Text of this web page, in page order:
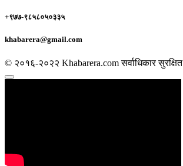
+९७७-९८५८०५०३३५
khabarera@gmail.com
© २०१६-२०२२ Khabarera.com सर्वाधिकार सुरक्षित